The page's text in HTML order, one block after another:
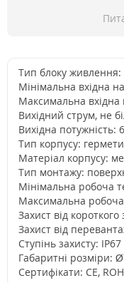
Тип блоку живлення:
Мінімальна вхідна
Максимальна вхідна
Вихідний струм, не
Вихідна потужність:
Тип корпусу:
Матеріал корпусу:
Тип монтажу:
Мінімальна робоча
Максимальна
Захист від
Захист від
Ступінь захисту: IP67
Габаритні розміри:
Сертифікати: CE,